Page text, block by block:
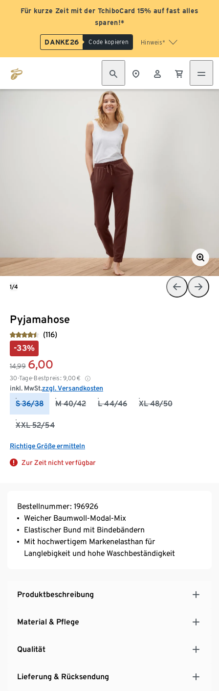
Für kurze Zeit mit der TchiboCard 15% auf fast alles
sparen!*
DANKE26 Code kopieren Hinweis*
Pyjamahose
(116)
-33%
14,99 6,00
30-Tage-Bestpreis: 9,00 €
inkl. MwSt.zzgl. Versandkosten
S 36/38 M 40/42 L 44/46 XL 48/50
XXL 52/54
Richtige Größe ermitteln
Zur Zeit nicht verfügbar
1/4
Bestellnummer: 196926
Weicher Baumwoll-Modal-Mix
Elastischer Bund mit Bindebändern
Mit hochwertigem Markenelasthan für
Langlebigkeit und hohe Waschbeständigkeit
Produktbeschreibung
Material & Pflege
Qualität
Lieferung & Rücksendung